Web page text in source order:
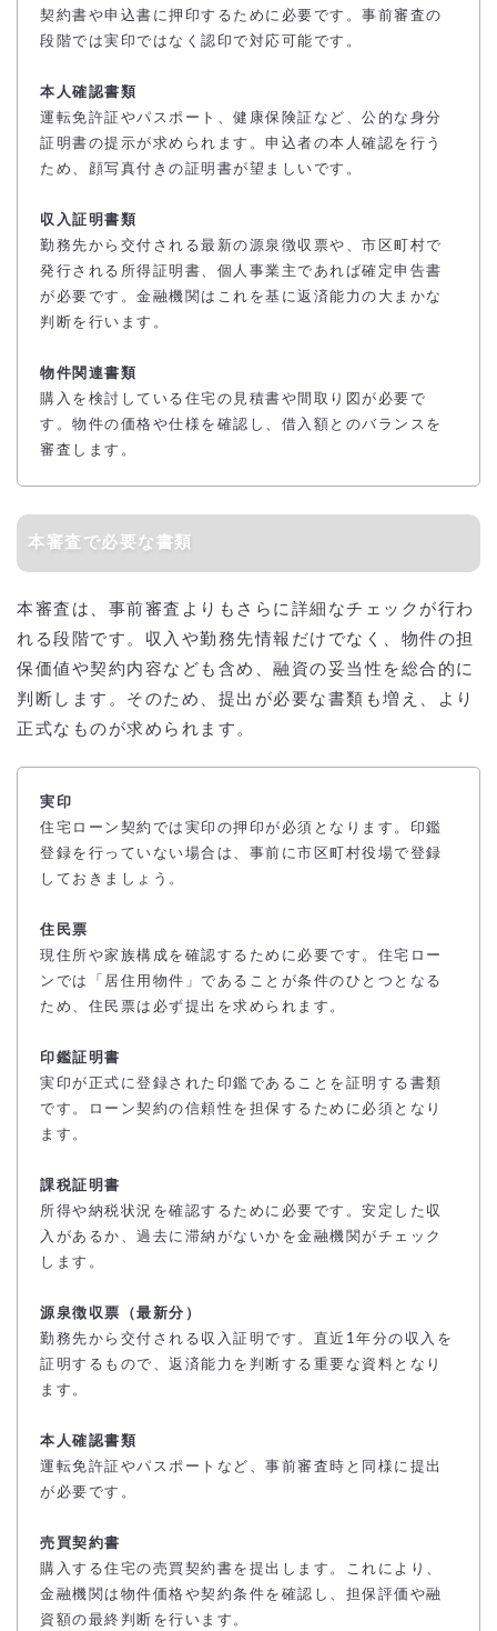
契約書や申込書に押印するために必要です。事前審査の
段階では実印ではなく認印で対応可能です。
本人確認書類
運転免許証やパスポート、健康保険証など、公的な身分
証明書の提示が求められます。申込者の本人確認を行う
ため、顔写真付きの証明書が望ましいです。
収入証明書類
勤務先から交付される最新の源泉徴収票や、市区町村で
発行される所得証明書、個人事業主であれば確定申告書
が必要です。金融機関はこれを基に返済能力の大まかな
判断を行います。
物件関連書類
購入を検討している住宅の見積書や間取り図が必要で
す。物件の価格や仕様を確認し、借入額とのバランスを
審査します。
本審査で必要な書類
本審査は、事前審査よりもさらに詳細なチェックが行わ
れる段階です。収入や勤務先情報だけでなく、物件の担
保価値や契約内容なども含め、融資の妥当性を総合的に
判断します。そのため、提出が必要な書類も増え、より
正式なものが求められます。
実印
住宅ローン契約では実印の押印が必須となります。印鑑
登録を行っていない場合は、事前に市区町村役場で登録
しておきましょう。
住民票
現住所や家族構成を確認するために必要です。住宅ロー
ンでは「居住用物件」であることが条件のひとつとなる
ため、住民票は必ず提出を求められます。
印鑑証明書
実印が正式に登録された印鑑であることを証明する書類
です。ローン契約の信頼性を担保するために必須となり
ます。
課税証明書
所得や納税状況を確認するために必要です。安定した収
入があるか、過去に滞納がないかを金融機関がチェック
します。
源泉徴収票（最新分）
勤務先から交付される収入証明です。直近1年分の収入を
証明するもので、返済能力を判断する重要な資料となり
ます。
本人確認書類
運転免許証やパスポートなど、事前審査時と同様に提出
が必要です。
売買契約書
購入する住宅の売買契約書を提出します。これにより、
金融機関は物件価格や契約条件を確認し、担保評価や融
資額の最終判断を行います。